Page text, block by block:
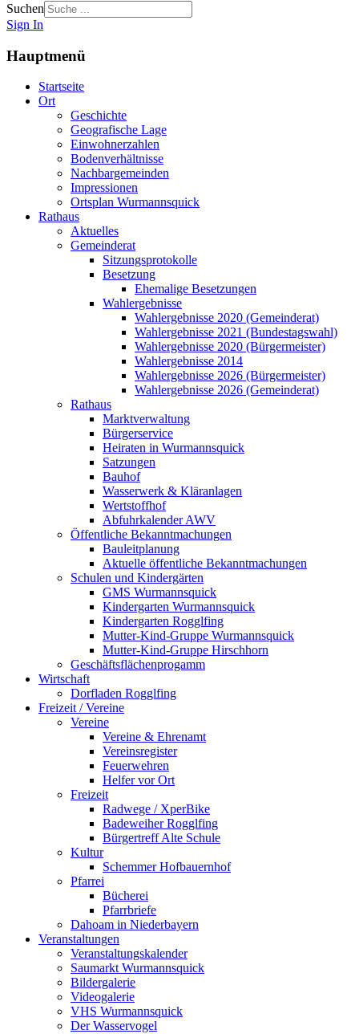
Suchen
Sign In
Hauptmenü
Startseite
Ort
Geschichte
Geografische Lage
Einwohnerzahlen
Bodenverhältnisse
Nachbargemeinden
Impressionen
Ortsplan Wurmannsquick
Rathaus
Aktuelles
Gemeinderat
Sitzungsprotokolle
Besetzung
Ehemalige Besetzungen
Wahlergebnisse
Wahlergebnisse 2020 (Gemeinderat)
Wahlergebnisse 2021 (Bundestagswahl)
Wahlergebnisse 2020 (Bürgermeister)
Wahlergebnisse 2014
Wahlergebnisse 2026 (Bürgermeister)
Wahlergebnisse 2026 (Gemeinderat)
Rathaus
Marktverwaltung
Bürgerservice
Heiraten in Wurmannsquick
Satzungen
Bauhof
Wasserwerk & Kläranlagen
Wertstoffhof
Abfuhrkalender AWV
Öffentliche Bekanntmachungen
Bauleitplanung
Aktuelle öffentliche Bekanntmachungen
Schulen und Kindergärten
GMS Wurmannsquick
Kindergarten Wurmannsquick
Kindergarten Rogglfing
Mutter-Kind-Gruppe Wurmannsquick
Mutter-Kind-Gruppe Hirschhorn
Geschäftsflächenprogamm
Wirtschaft
Dorfladen Rogglfing
Freizeit / Vereine
Vereine
Vereine & Ehrenamt
Vereinsregister
Feuerwehren
Helfer vor Ort
Freizeit
Radwege / XperBike
Badeweiher Rogglfing
Bürgertreff Alte Schule
Kultur
Schemmer Hofbauernhof
Pfarrei
Bücherei
Pfarrbriefe
Dahoam in Niederbayern
Veranstaltungen
Veranstaltungskalender
Saumarkt Wurmannsquick
Bildergalerie
Videogalerie
VHS Wurmannsquick
Der Wasservogel